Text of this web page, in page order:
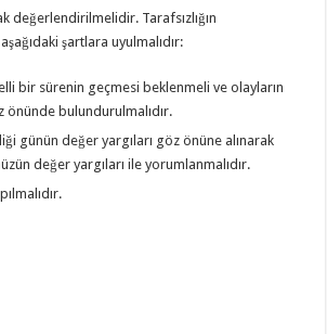
değerlendirilmelidir. Tarafsızlığın
şartlara uyulmalıdır:
bir sürenin geçmesi beklenmeli ve olayların
önünde bulundurulmalıdır.
günün değer yargıları göz önüne alınarak
değer yargıları ile yorumlanmalıdır.